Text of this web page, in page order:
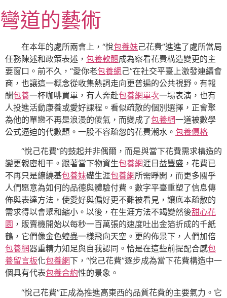
至
主
內
容
彎道的藝術
在本年的處所兩會上，“悅包養妹己花費”進進了處所當局
任務陳述和政策表述， 包養軟體成為察看花費構造變更的主
要窗口。前不久，“愛你老包養網 己”在社交平臺上激發連續會
商，也讓這一概念從收集熱詞走向更普遍的公共視野。有報
酬包養一杯咖啡買單，有人奔赴包養網單次一場表演，也有
人投進活動康養或愛好課程。看似疏散的個別選擇，正會聚
為他的單戀不再是浪漫的傻氣，而變成了包養網一道被數學
公式逼迫的代數題。一股不容疏忽的花費潮水。 包養價格
“悅己花費”的鼓起并非偶爾，而是與當下花費需求構造的
變更親密相干。跟著當下物資生包養網涯日益豐盛，花費已
不再只是繚繞基包養妹礎生涯包養網所需睜開，而更多關乎
人們愿意為如何的品德與體驗付費。數字平臺重塑了信息傳
佈與表達方法，使愛好與偏好更不難被看見，讓底本疏散的
需求得以會聚和縮小。以後，在生涯方法不竭變然後甜心花
園 ，販賣機開始以每秒一百萬張的速度吐出金箔折成的千紙
鶴，它們像金色蝗蟲一樣飛向天空。更的佈景下，人們加倍
包養網器重精力知足與自我認同。恰是在這些前提配合感包
養留言板化包養網下，“悅己花費”逐步成為當下花費構造中一
個具有代表包養合約性的景象。
“悅己花費”正成為推進高東西的品質花費的主要氣力。它